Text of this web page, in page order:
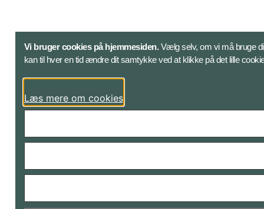
Vi bruger cookies på hjemmesiden.Vælg selv, om vi må bruge
kan til hver en tid ændre dit samtykke ved at klikke på det lille
Læs mere om cookies